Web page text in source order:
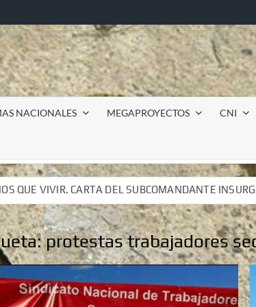
NACIONALES MEGAPROYECTOS CNI
INSURGENTE MOISÉS A LUIS DE TAVIRA
INSURGENTE MOISÉS A LUIS DE TAVIRA
protestas trabajadores